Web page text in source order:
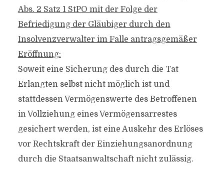
Abs. 2 Satz 1 StPO mit der Folge der
Befriedigung der Gläubiger durch den
Insolvenzverwalter im Falle antragsgemäßer
Eröffnung:
Soweit eine Sicherung des durch die Tat
Erlangten selbst nicht möglich ist und
stattdessen Vermögenswerte des Betroffenen
in Vollziehung eines Vermögensarrestes
gesichert werden, ist eine Auskehr des Erlöses
vor Rechtskraft der Einziehungsanordnung
durch die Staatsanwaltschaft nicht zulässig.